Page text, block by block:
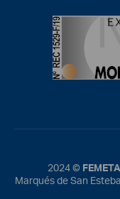
2024 ©
Marqués de San